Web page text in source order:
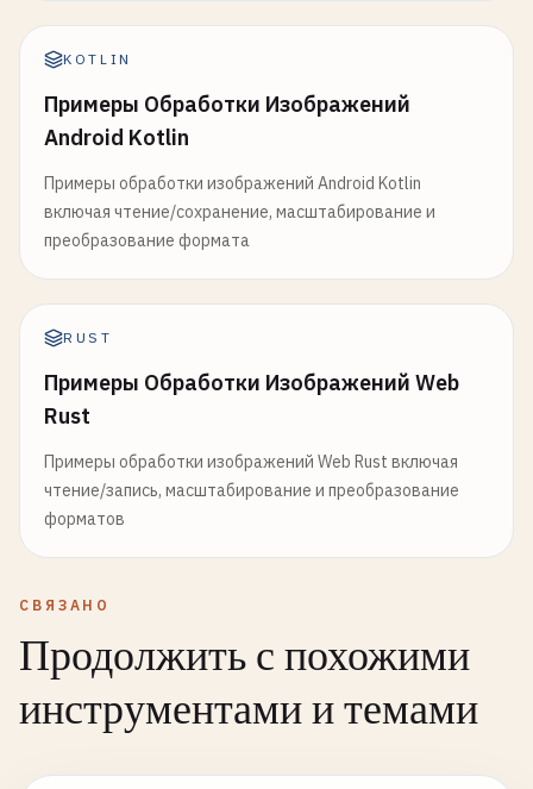
KOTLIN
Примеры Обработки Изображений
Android Kotlin
Примеры обработки изображений Android Kotlin
включая чтение/сохранение, масштабирование и
преобразование формата
RUST
Примеры Обработки Изображений Web
Rust
Примеры обработки изображений Web Rust включая
чтение/запись, масштабирование и преобразование
форматов
СВЯЗАНО
Продолжить с похожими
инструментами и темами